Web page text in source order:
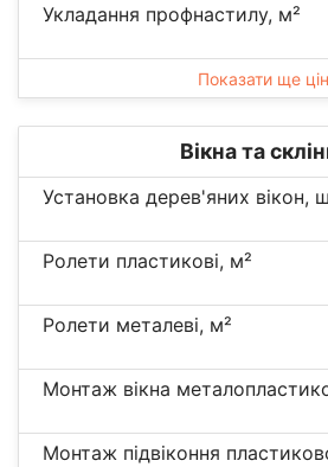
Укладання профнастилу, м²
Показати ще
Вікна та
Установка дерев'яних вікон,
Ролети пластикові, м²
Ролети металеві, м²
Монтаж вікна
Монтаж підвіконня